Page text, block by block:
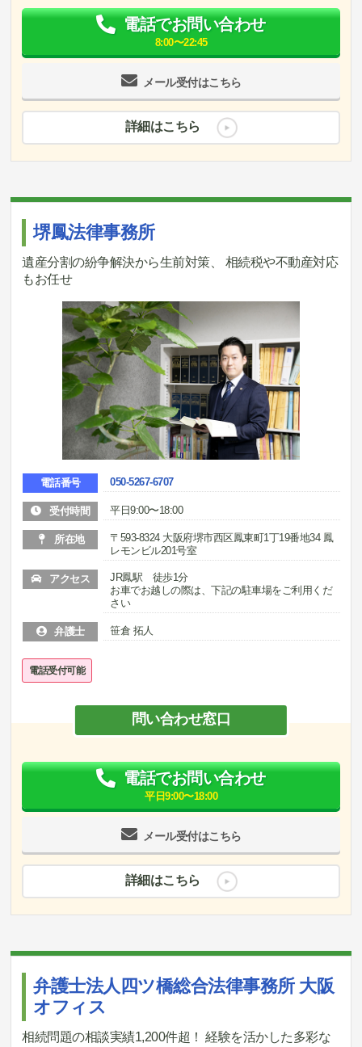
メール受付はこちら
電話でお問い合わせ
8:00〜22:45
詳細はこちら
堺鳳法律事務所
遺産分割の紛争解決から生前対策、 相続税や不動産対応
もお任せ
電話番号 050-5267-6707
受付時間 平日9:00〜18:00
所在地
〒593-8324 大阪府堺市西区鳳東町1丁19番地34 鳳
レモンビル201号室
アクセス
JR鳳駅 徒歩1分
お車でお越しの際は、下記の駐車場をご利用くだ
さい
弁護士 笹倉 拓人
電話受付可能
問い合わせ窓口
メール受付はこちら
電話でお問い合わせ
平日9:00〜18:00
詳細はこちら
弁護士法人四ツ橋総合法律事務所 大阪
オフィス
相続問題の相談実績1,200件超！ 経験を活かした多彩な